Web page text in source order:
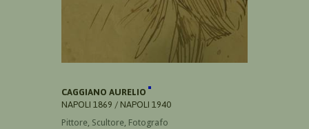
CAGGIANO AURELIO
NAPOLI 1869 / NAPOLI 1940
Pittore, Scultore, Fotografo